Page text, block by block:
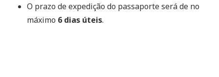
O prazo de expedição do passaporte será de no
máximo 6 dias úteis.